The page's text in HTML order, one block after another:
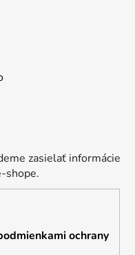
zasielať informácie
shope.
ochrany